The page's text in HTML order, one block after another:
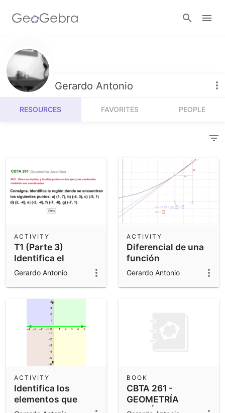
Resources
Number Sense
Algebra
Operations
Probability and Statistics
Community Resources
Get started with our Resources
Calculators
Geometry
3D Calculator
Notes
App Downloads
Get started with the GeoGebra Apps
Sign in
Gerardo Antonio
RESOURCES FAVORITES PEOPLE
T1 (Parte 3)
Identifica el
cuadrante
coordenadas
ACTIVITY
Gerardo Antonio
Diferencial de una
función
ACTIVITY
Gerardo Antonio
Identifica los
elementos que
conforman un
ACTIVITY
CBTA 261 -
GEOMETRÍA
ANALÍTICA -
BOOK